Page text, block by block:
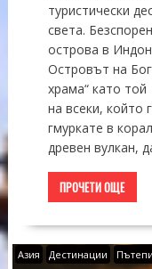
туристически
света.
острова в
Островът на
храма“ като
на всеки, който
гмуркате в
древен вулкан,
ПРОЧЕТИ ОЩЕ
Азия Дестинации